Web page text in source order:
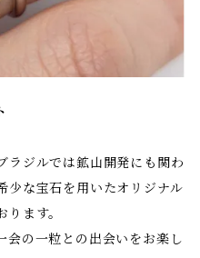
ジルでは鉱山開発にも関わ
少な宝石を用いたオリジナル
ます。
の一粒との出会いをお楽し